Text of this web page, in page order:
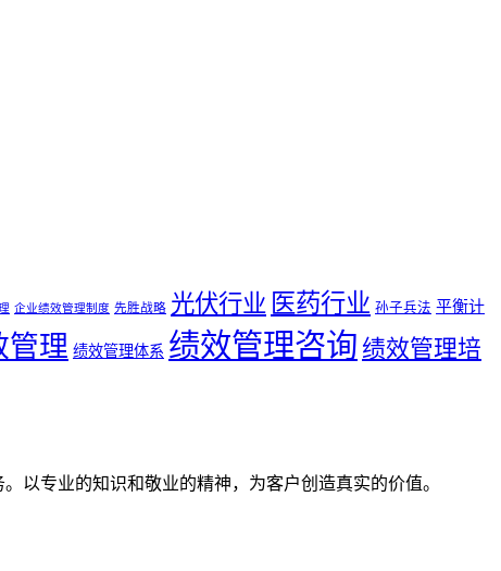
企业绩效管理制度 先胜战略 光伏行业 医药行业 孙子兵法 平衡计
管理 绩效管理体系 绩效管理咨询 绩效管理培
以专业的知识和敬业的精神，为客户创造真实的价值。